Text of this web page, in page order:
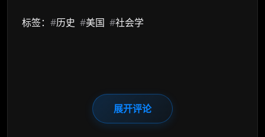
标签： #历史 #美国 #社会学
展开评论